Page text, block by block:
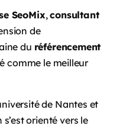
SeoMix,consultant
de
du référencement
comme le meilleur
de Nantes et
orienté vers le